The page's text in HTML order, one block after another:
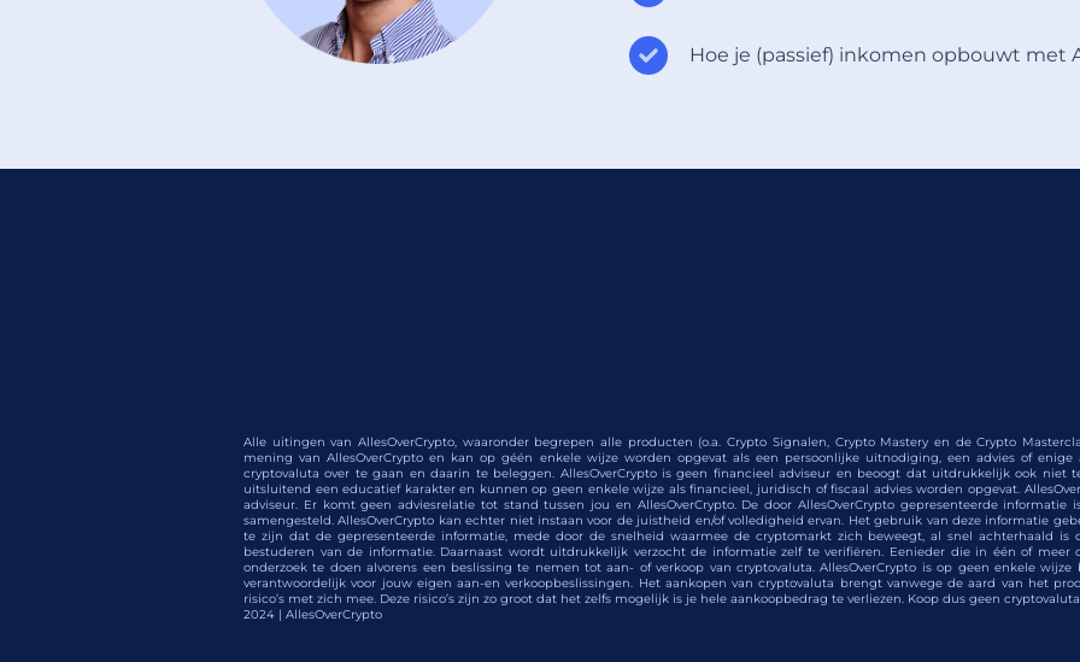
Hoe je (passief) inkomen opbouwt met
Alle uitingen van AllesOverCrypto, waaronder begrepen alle producten (o.a. Crypto Signalen, Crypto Mastery en de Crypto
mening van AllesOverCrypto en kan op géén enkele wijze worden opgevat als een persoonlijke uitnodiging, een advies of
cryptovaluta over te gaan en daarin te beleggen. AllesOverCrypto is geen financieel adviseur en beoogt dat uitdrukkelijk ook niet
uitsluitend een educatief karakter en kunnen op geen enkele wijze als financieel, juridisch of fiscaal advies worden opgevat.
adviseur. Er komt geen adviesrelatie tot stand tussen jou en AllesOverCrypto. De door AllesOverCrypto gepresenteerde
samengesteld. AllesOverCrypto kan echter niet instaan voor de juistheid en/of volledigheid ervan. Het gebruik van deze informatie
te zijn dat de gepresenteerde informatie, mede door de snelheid waarmee de cryptomarkt zich beweegt, al snel achterhaald
bestuderen van de informatie. Daarnaast wordt uitdrukkelijk verzocht de informatie zelf te verifiëren. Eenieder die in één of
onderzoek te doen alvorens een beslissing te nemen tot aan- of verkoop van cryptovaluta. AllesOverCrypto is op geen enkele
verantwoordelijk voor jouw eigen aan-en verkoopbeslissingen. Het aankopen van cryptovaluta brengt vanwege de aard van het
risico’s met zich mee. Deze risico’s zijn zo groot dat het zelfs mogelijk is je hele aankoopbedrag te verliezen. Koop dus geen
2024 | AllesOverCrypto